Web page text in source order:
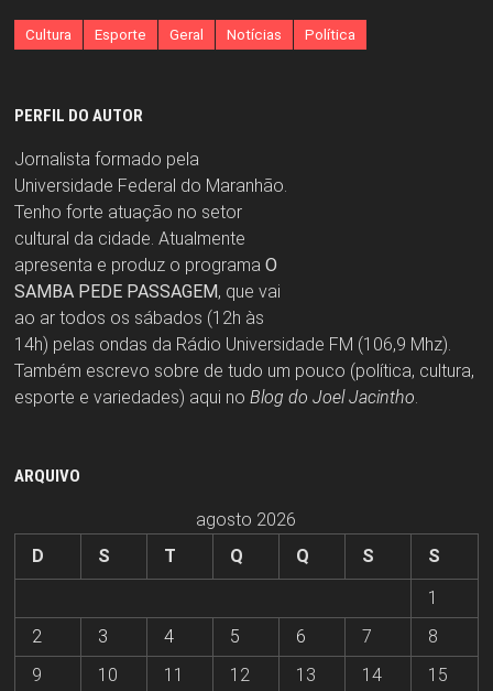
Cultura Esporte Geral Notícias Política
PERFIL DO AUTOR
Jornalista formado pela
Universidade Federal do Maranhão.
Tenho forte atuação no setor
cultural da cidade. Atualmente
apresenta e produz o programa O
SAMBA PEDE PASSAGEM, que vai
ao ar todos os sábados (12h às
14h) pelas ondas da Rádio Universidade FM (106,9 Mhz).
Também escrevo sobre de tudo um pouco (política, cultura,
esporte e variedades) aqui no Blog do Joel Jacintho
ARQUIVO
agosto 2026
D
S T Q Q S
S
1
2
3 4 5 6 7
8
9
10 11 12 13 14 15